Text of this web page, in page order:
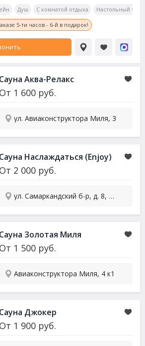
Душ С комнатой отдыха Настольный
5-ти часов - 6-й в подарок!
Сауна Аква-Релакс
От 1 600 руб.
ул. Авиаконструктора Миля, 3
Сауна Наслаждаться (Enjoy)
От 2 000 руб.
ул. Самаркандский б-р, д. 8, к. 1
Сауна Золотая Миля
От 1 500 руб.
Авиаконструктора Миля, 4 к1
Сауна Джокер
От 1 900 руб.